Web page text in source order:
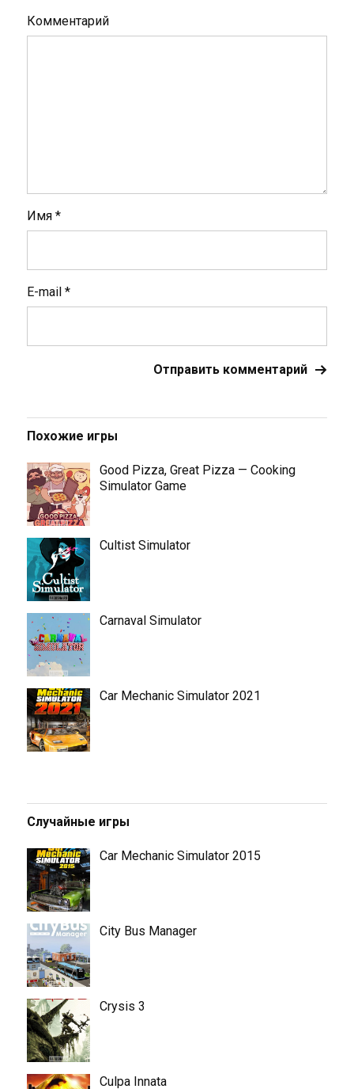
Комментарий
Имя *
E-mail *
Похожие игры
Good Pizza, Great Pizza — Cooking
Simulator Game
Cultist Simulator
Carnaval Simulator
Car Mechanic Simulator 2021
Случайные игры
Car Mechanic Simulator 2015
City Bus Manager
Crysis 3
Culpa Innata